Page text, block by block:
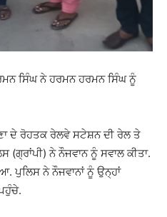
ਸਿੰਘ ਨੇ ਹਰਮਨ ਹਰਮਨ ਸਿੰਘ ਨੂੰ
ਦੇ ਰੋਹਤਕ ਰੇਲਵੇ ਸਟੇਸ਼ਨ ਦੀ ਰੇਲ ਤੇ
ਨੇ ਨੌਜਵਾਨ ਨੂੰ ਸਵਾਲ ਕੀਤਾ.
ਪੁਲਿਸ ਨੇ ਨੌਜਵਾਨਾਂ ਨੂੰ ਉਨ੍ਹਾਂ